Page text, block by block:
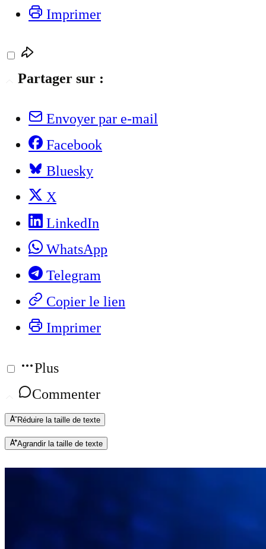
Imprimer
Partager sur :
Envoyer par e-mail
Facebook
Bluesky
X
LinkedIn
WhatsApp
Telegram
Copier le lien
Imprimer
Plus
Commenter
Réduire la taille de texte
Agrandir la taille de texte